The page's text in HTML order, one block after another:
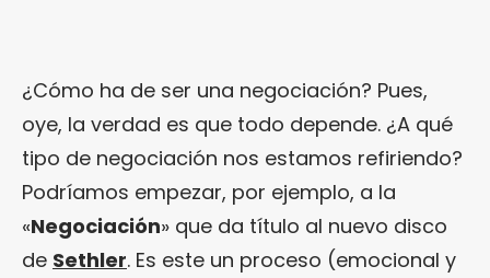
¿Cómo ha de ser una negociación? Pues,
oye, la verdad es que todo depende. ¿A qué
tipo de negociación nos estamos refiriendo?
Podríamos empezar, por ejemplo, a la
«Negociación» que da título al nuevo disco
de Sethler. Es este un proceso (emocional y